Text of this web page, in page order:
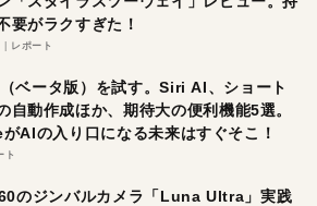
要がラクすぎた！
レポート
ベータ版）を試す。Siri AI、ショート
自動作成ほか、期待大の便利機能5選。
AIの入り口になる未来はすぐそこ！
ト
のジンバルカメラ「Luna Ultra」実践